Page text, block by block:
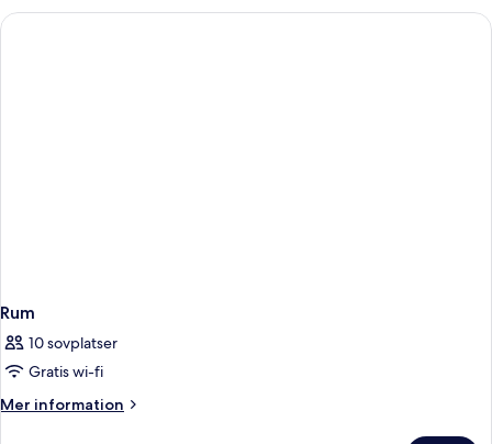
Rum
10 sovplatser
Gratis wi-fi
Mer information
Mer